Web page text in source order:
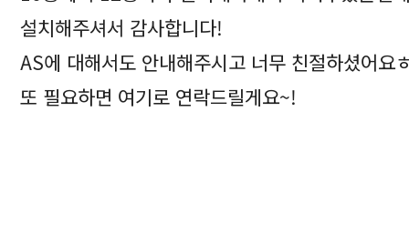
설치해주셔서 감사합니다!
AS에 대해서도 안내해주시고 너무 친절하셨어요
또 필요하면 여기로 연락드릴게요~!